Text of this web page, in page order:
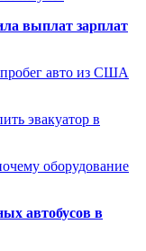
выплат зарплат
авто из США
эвакуатор в
оборудование
автобусов в